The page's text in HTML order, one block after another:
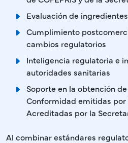
Evaluación de
Cumplimiento
cambios regulatorios
Inteligencia regulatoria e
autoridades sanitarias
Soporte en la obtención
Conformidad emitidas
Acreditadas por la
Al combinar estándares